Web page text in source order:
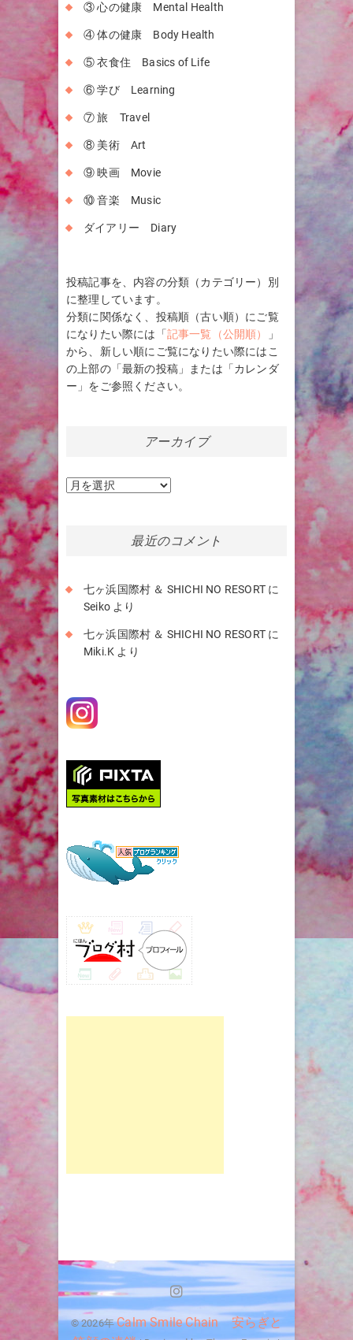
③ 心の健康 Mental Health
④ 体の健康 Body Health
⑤ 衣食住 Basics of Life
⑥ 学び Learning
⑦ 旅 Travel
⑧ 美術 Art
⑨ 映画 Movie
⑩ 音楽 Music
ダイアリー Diary
投稿記事を、内容の分類（カテゴリー）別
に整理しています。
分類に関係なく、投稿順（古い順）にご覧
になりたい際には「記事一覧（公開順）
」
から、新しい順にご覧になりたい際にはこ
の上部の「最新の投稿」または「カレンダ
ー」をご参照ください。
アーカイブ
ア
最近のコメント
七ヶ浜国際村 ＆ SHICHI NO RESORT に
Seiko より
七ヶ浜国際村 ＆ SHICHI NO RESORT に
Miki.K より
Instagram
© 2026年Calm Smile Chain 安らぎと